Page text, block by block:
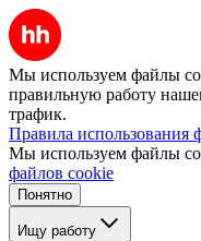
Мы используем файлы
правильную работу
трафик.
Правила использования
Мы используем файлы
файлов cookie
Понятно
Ищу работу